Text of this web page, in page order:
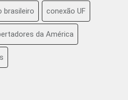
brasileiro conexão UF
da América